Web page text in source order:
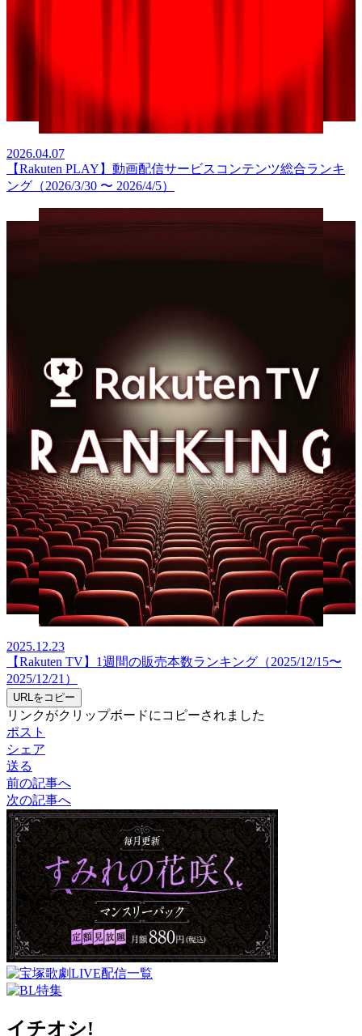
2026.04.07
【Rakuten PLAY】動画配信サービスコンテンツ総合ランキ
ング（2026/3/30 〜 2026/4/5）
2025.12.23
【Rakuten TV】1週間の販売本数ランキング（2025/12/15〜
2025/12/21）
URLをコピー
リンクがクリップボードにコピーされました
ポスト
シェア
送る
前の記事へ
次の記事へ
イチオシ!